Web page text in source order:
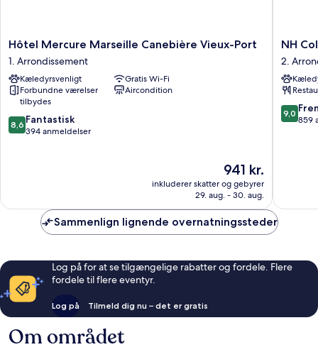
Hôtel
Mercure
Marseille
Canebière
Vieux-
Port
1.
Arrondissement
Hôtel Mercure Marseille Canebière Vieux-Port
1. Arrondissement
Kæledyrsvenligt
Gratis Wi-Fi
Forbundne værelser
tilbydes
Aircondition
8.6
ud
8,6 Fantastisk
394 anmeldelser
Prisen
er
941 kr.
941 kr.
inkluderer skatter og gebyrer
29. aug. - 30. aug.
NH
2.
NH
2.
9.0
ud
9,0
859
Sammenlign lignende overnatningssteder
Log på for at se tilgængelige rabatter og fordele. Flere
fordele til flere eventyr.
Log på Tilmeld dig nu – det er gratis
Om området